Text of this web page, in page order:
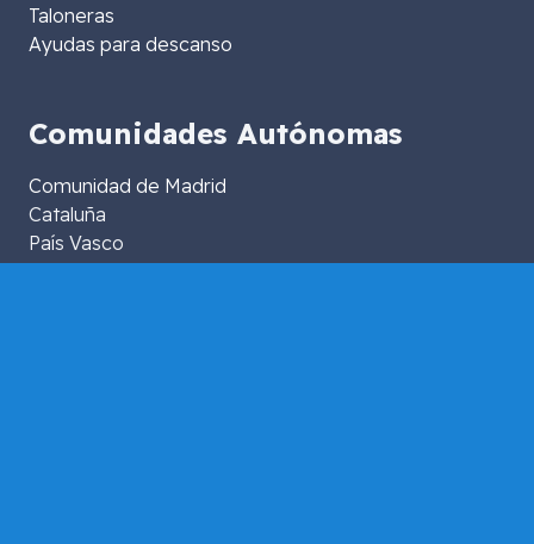
Taloneras
Ayudas para descanso
Comunidades Autónomas
Comunidad de Madrid
Cataluña
País Vasco
Comunidad Valenciana